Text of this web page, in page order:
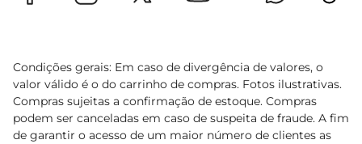
Condições gerais: Em caso de divergência de valores, o
valor válido é o do carrinho de compras. Fotos ilustrativas.
Compras sujeitas a confirmação de estoque. Compras
podem ser canceladas em caso de suspeita de fraude. A fim
de garantir o acesso de um maior número de clientes as